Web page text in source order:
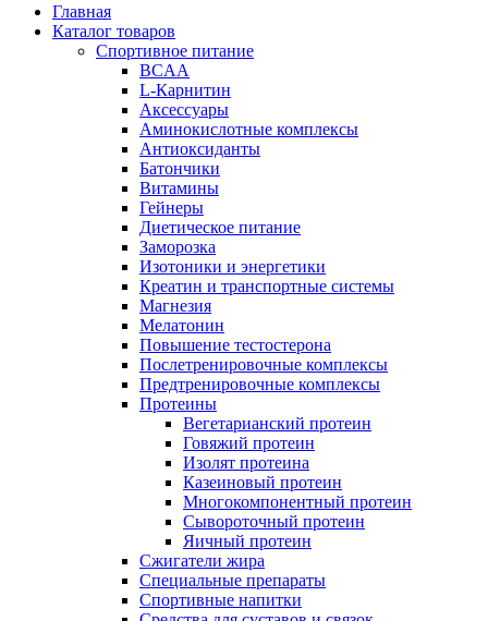
Главная
Каталог товаров
Спортивное питание
BCAA
L-Карнитин
Аксессуары
Аминокислотные комплексы
Антиоксиданты
Батончики
Витамины
Гейнеры
Диетическое питание
Заморозка
Изотоники и энергетики
Креатин и транспортные системы
Магнезия
Мелатонин
Повышение тестостерона
Послетренировочные комплексы
Предтренировочные комплексы
Протеины
Вегетарианский протеин
Говяжий протеин
Изолят протеина
Казеиновый протеин
Многокомпонентный протеин
Сывороточный протеин
Яичный протеин
Сжигатели жира
Специальные препараты
Спортивные напитки